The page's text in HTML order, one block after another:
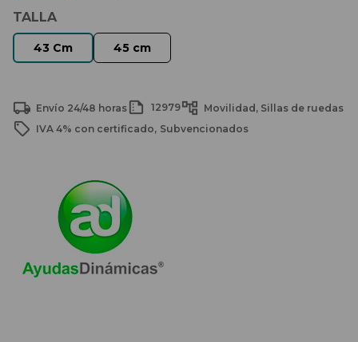
TALLA
Envío 24/48 horas 12979 Movilidad Sillas de ruedas
IVA 4% con certificado Subvencionados